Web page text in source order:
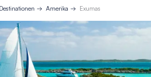
Amerika Exumas